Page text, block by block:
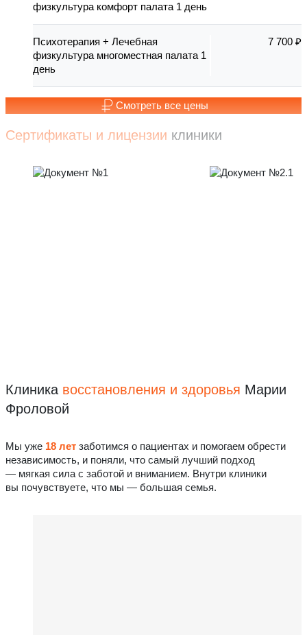
физкультура комфорт палата 1 день
Психотерапия + Лечебная
физкультура многоместная палата 1
день
7 700 ₽
Смотреть все цены
Сертификаты и лицензии клиники
Клиника восстановления и здоровья Марии
Фроловой
Мы уже 18 лет заботимся о пациентах и помогаем обрести
независимость, и поняли, что самый лучший подход
— мягкая сила с заботой и вниманием. Внутри клиники
вы почувствуете, что мы — большая семья.